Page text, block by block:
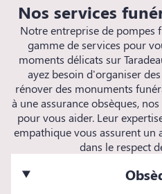
Nos services
Notre entreprise de pompes
gamme de services pour
moments délicats sur
ayez besoin d'organiser
rénover des monuments
à une assurance obsèques,
pour vous aider. Leur
empathique vous assurent un
dans le respect